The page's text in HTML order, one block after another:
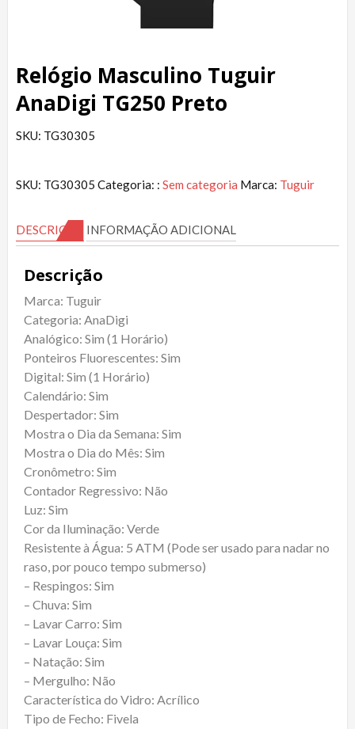
Relógio Masculino Tuguir
AnaDigi TG250 Preto
SKU: TG30305
SKU: TG30305 Categoria: : Sem categoria Marca: Tuguir
DESCRIÇÃO INFORMAÇÃO ADICIONAL
Descrição
Marca: Tuguir
Categoria: AnaDigi
Analógico: Sim (1 Horário)
Ponteiros Fluorescentes: Sim
Digital: Sim (1 Horário)
Calendário: Sim
Despertador: Sim
Mostra o Dia da Semana: Sim
Mostra o Dia do Mês: Sim
Cronômetro: Sim
Contador Regressivo: Não
Luz: Sim
Cor da Iluminação: Verde
Resistente à Água: 5 ATM (Pode ser usado para nadar no
raso, por pouco tempo submerso)
– Respingos: Sim
– Chuva: Sim
– Lavar Carro: Sim
– Lavar Louça: Sim
– Natação: Sim
– Mergulho: Não
Característica do Vidro: Acrílico
Tipo de Fecho: Fivela